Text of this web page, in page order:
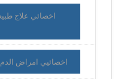
Hématologie Clinique اخصائيي امراض الدم